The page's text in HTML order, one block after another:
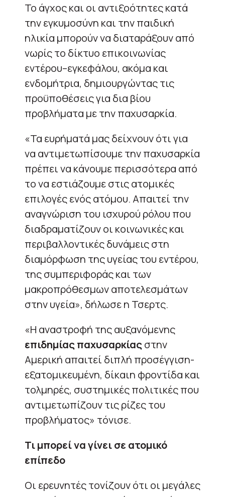
Το άγχος και οι αντιξοότητες κατά
την εγκυμοσύνη και την παιδική
ηλικία μπορούν να διαταράξουν από
νωρίς το δίκτυο επικοινωνίας
εντέρου–εγκεφάλου, ακόμα και
ενδομήτρια, δημιουργώντας τις
προϋποθέσεις για δια βίου
προβλήματα με την παχυσαρκία.
«Τα ευρήματά μας δείχνουν ότι για
να αντιμετωπίσουμε την παχυσαρκία
πρέπει να κάνουμε περισσότερα από
το να εστιάζουμε στις ατομικές
επιλογές ενός ατόμου. Απαιτεί την
αναγνώριση του ισχυρού ρόλου που
διαδραματίζουν οι κοινωνικές και
περιβαλλοντικές δυνάμεις στη
διαμόρφωση της υγείας του εντέρου,
της συμπεριφοράς και των
μακροπρόθεσμων αποτελεσμάτων
στην υγεία», δήλωσε η Τσερτς.
«Η αναστροφή της αυξανόμενης
επιδημίας παχυσαρκίαςστην
Αμερική απαιτεί διπλή προσέγγιση-
εξατομικευμένη, δίκαιη φροντίδα και
τολμηρές, συστημικές πολιτικές που
αντιμετωπίζουν τις ρίζες του
προβλήματος» τόνισε.
Τι μπορεί να γίνει σε ατομικό
επίπεδο
Οι ερευνητές τονίζουν ότι οι μεγάλες